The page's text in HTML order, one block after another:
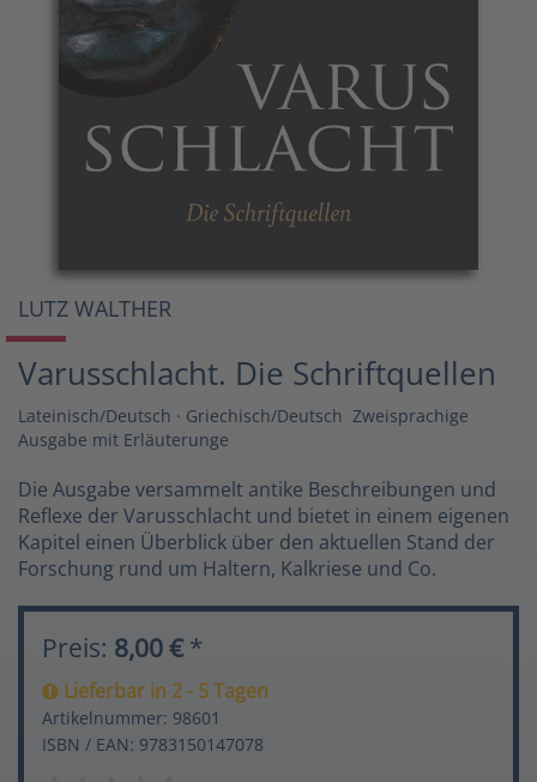
LUTZ WALTHER
Varusschlacht. Die Schriftquellen
Lateinisch/Deutsch · Griechisch/Deutsch  Zweisprachige
Ausgabe mit Erläuterunge
Die Ausgabe versammelt antike Beschreibungen und
Reflexe der Varusschlacht und bietet in einem eigenen
Kapitel einen Überblick über den aktuellen Stand der
Forschung rund um Haltern, Kalkriese und Co.
Preis: 8,00 € *
Lieferbar in 2 - 5 Tagen
Artikelnummer: 98601
ISBN / EAN: 9783150147078